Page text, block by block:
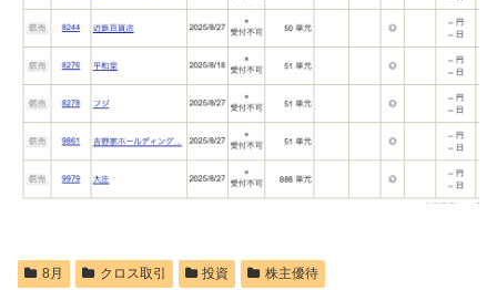
8月 クロス取引 投資 株主優待